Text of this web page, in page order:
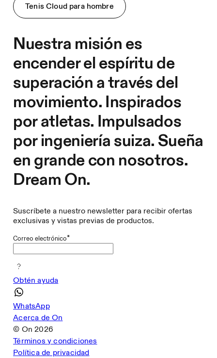
Tenis Cloud para hombre
Nuestra misión es
encender el espíritu de
superación a través del
movimiento. Inspirados
por atletas. Impulsados
por ingeniería suiza. Sueña
en grande con nosotros.
Dream On.
Suscríbete a nuestro newsletter para recibir ofertas
exclusivas y vistas previas de productos.
Correo electrónico*
Obtén ayuda
WhatsApp
Acerca de On
© On2026
Términos y condiciones
Política de privacidad